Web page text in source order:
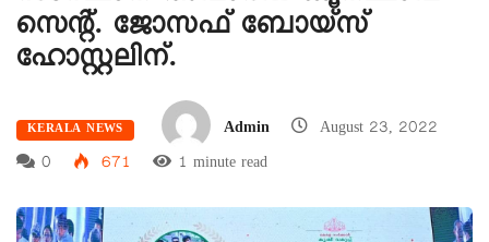
സെന്റ്. ജോസഫ് ബോയ്സ്
ഹോസ്റ്റലിന്.
KERALA NEWS Admin
August 23, 2022
0
671 1 minute read